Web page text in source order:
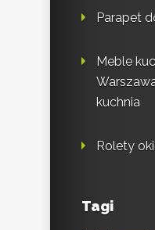
Parapet
Meble
kuchnia
Rolety
Tagi